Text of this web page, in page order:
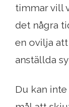
timmar vill
det några
en ovilja att
anställda
Du kan